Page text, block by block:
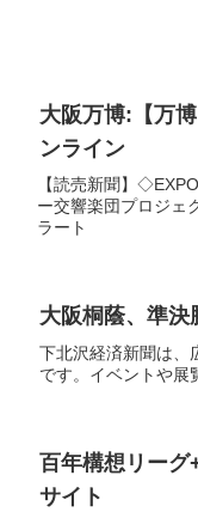
大阪万博:【万
ンライン
【読売新聞】
ー交響楽団プロジェ
ラート
大阪桐蔭、準決
下北沢経済新聞は、
です。イベントや展
百年構想リーグ
サイト